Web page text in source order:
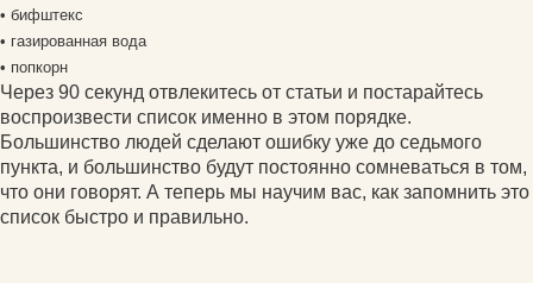
• бифштекс
• газированная вода
• попкорн
Через 90 секунд отвлекитесь от статьи и постарайтесь
воспроизвести список именно в этом порядке.
Большинство людей сделают ошибку уже до седьмого
пункта, и большинство будут постоянно сомневаться в том,
что они говорят. А теперь мы научим вас, как запомнить это
список быстро и правильно.